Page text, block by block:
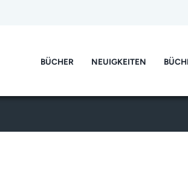
BÜCHER NEUIGKEITEN